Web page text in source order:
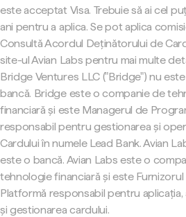
este acceptat Visa. Trebuie să ai cel
ani pentru a aplica. Se pot aplica
Consultă Acordul Deținătorului de
site-ul Avian Labs pentru mai multe
Bridge Ventures LLC ("Bridge") nu
bancă. Bridge este o companie de
financiară și este Managerul de
responsabil pentru gestionarea și
Cardului în numele Lead Bank. Avian
este o bancă. Avian Labs este o
tehnologie financiară și este
Platformă responsabil pentru aplicația,
și gestionarea cardului.